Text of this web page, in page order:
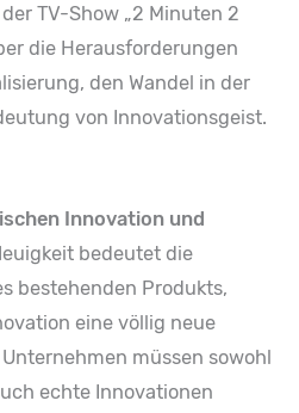
TV-Show „2 Minuten 2
die Herausforderungen
den Wandel in der
von Innovationsgeist.
Innovation und
bedeutet die
bestehenden Produkts,
eine völlig neue
müssen sowohl
echte Innovationen